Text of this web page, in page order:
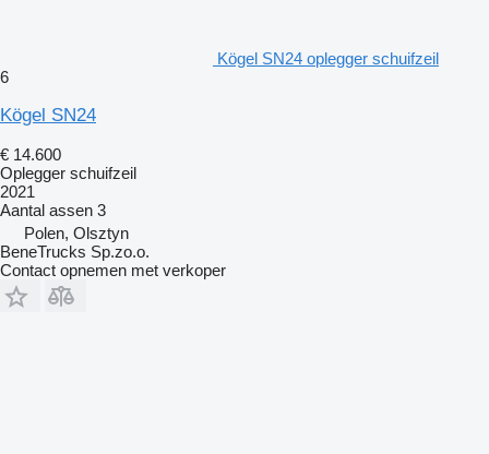
Kögel SN24 oplegger schuifzeil
6
Kögel SN24
€ 14.600
Oplegger schuifzeil
2021
Aantal assen 3
Polen, Olsztyn
BeneTrucks Sp.zo.o.
Contact opnemen met verkoper